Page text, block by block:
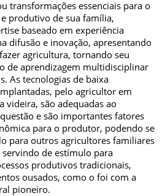
transformações essenciais para o
produtivo de sua família,
baseado em experiência
difusão e inovação, apresentando
agricultura, tornando seu
de aprendizagem multidisciplinar
As tecnologias de baixa
pelo agricultor em
videira, são adequadas ao
e são importantes fatores
para o produtor, podendo se
para outros agricultores familiares
de estímulo para
produtivos tradicionais,
ousados, como o foi com a
pioneiro.